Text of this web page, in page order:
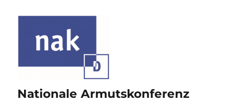
Nationale Armutskonferenz